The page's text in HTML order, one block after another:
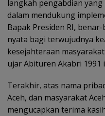
langkah pengabdian
dalam mendukung
Bapak Presiden RI,
nyata bagi terwujudnya
kesejahteraan
ujar Abituren Akabri 1991
Terakhir, atas nama
Aceh, dan masyarakat
mengucapkan terima